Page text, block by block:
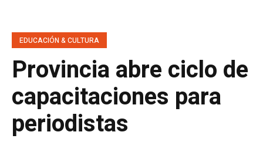
EDUCACIÓN & CULTURA
Provincia abre ciclo de
capacitaciones para
periodistas